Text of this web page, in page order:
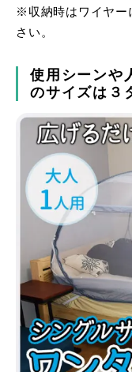
※収納時はワイヤー
さい。
使用シーンや
のサイズは３